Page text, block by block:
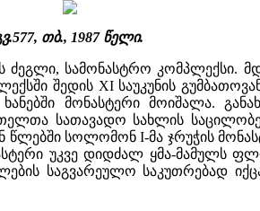
თბ., 1987 წელი.
სამონასტრო კომპლექსი.
შედის XI საუკუნის
მონასტერი მოიშალა.
სათავადო სახლის
წლებში სოლომონ I-მა ჯრუჭის
უკვე დიდძალ ყმა-მამულს
საგვარეულო საკუთრებად